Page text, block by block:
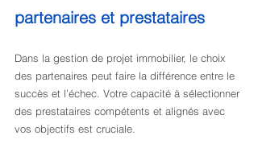
partenaires et prestataires
Dans la gestion de projet immobilier, le choix
des partenaires peut faire la différence entre le
succès et l’échec. Votre capacité à sélectionner
des prestataires compétents et alignés avec
vos objectifs est cruciale.